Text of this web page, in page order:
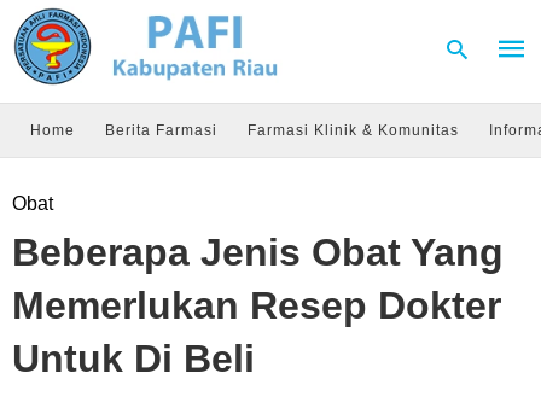
and
Home Berita Farmasi Farmasi Klinik & Komunitas
Obat
Beberapa Jenis Obat Yang
Memerlukan Resep Dokter
Untuk Di Beli